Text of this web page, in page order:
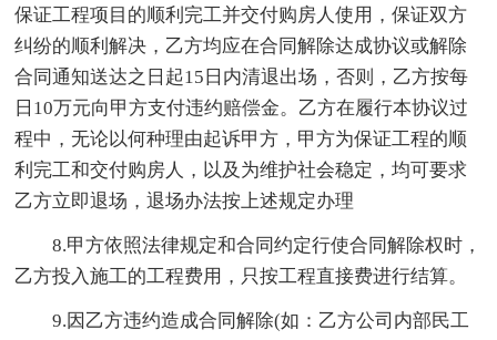
保证工程项目的顺利完工并交付购房人使用，保证双方
纠纷的顺利解决，乙方均应在合同解除达成协议或解除
合同通知送达之日起15日内清退出场，否则，乙方按每
日10万元向甲方支付违约赔偿金。乙方在履行本协议过
程中，无论以何种理由起诉甲方，甲方为保证工程的顺
利完工和交付购房人，以及为维护社会稳定，均可要求
乙方立即退场，退场办法按上述规定办理
8.甲方依照法律规定和合同约定行使合同解除权时，
乙方投入施工的工程费用，只按工程直接费进行结算。
9.因乙方违约造成合同解除(如：乙方公司内部民工